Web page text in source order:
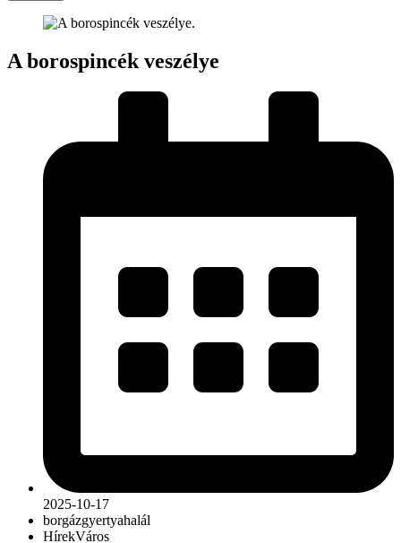
A borospincék veszélye
2025-10-17
borgázgyertyahalál
HírekVáros